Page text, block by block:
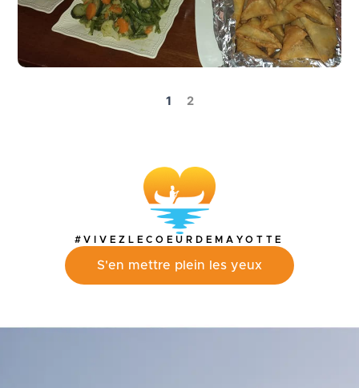
1 2
#VIVEZLECOEURDEMAYOTTE
S'en mettre plein les yeux